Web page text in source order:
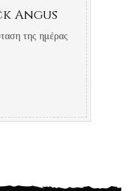
Angus
της ημέρας